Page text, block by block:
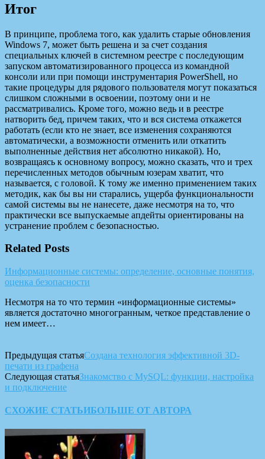
Итог
В принципе, проблема того, как удалить старые обновления
Windows 7, может быть решена и за счет создания
специальных ключей в системном реестре с последующим
запуском автоматизированного процесса из командной
консоли или при помощи инструментария PowerShell, но
такие процедуры для рядового пользователя могут показаться
слишком сложными в освоении, поэтому они и не
рассматривались. Кроме того, можно ведь и в реестре
натворить бед, причем таких, что и вся система откажется
работать (если кто не знает, все изменения сохраняются
автоматически, а возможности отменить или откатить
выполненные действия нет абсолютно никакой). Но,
возвращаясь к основному вопросу, можно сказать, что и трех
перечисленных методов обычным юзерам хватит, что
называется, с головой. К тому же именно применением таких
методик, как бы вы ни старались, ущерба функциональности
самой системы вы не нанесете, даже несмотря на то, что
практически все выпускаемые апдейты ориентированы на
устранение проблем с безопасностью.
Related Posts
Информационные системы: определение, основные понятия,
оценка безопасности
Несмотря на то что термин «информационные системы»
является достаточно многогранным, четкое представление о
нем имеет…
Предыдущая статьяСоздана технология эффективной 3D-
печати из графена
Следующая статьяЗнакомство с MySQL: функции, настройка
и подключение
СХОЖИЕ СТАТЬИБОЛЬШЕ ОТ АВТОРА